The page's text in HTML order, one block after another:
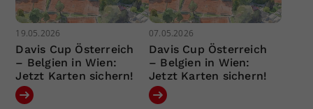
19.05.2026
Davis Cup Österreich
– Belgien in Wien:
Jetzt Karten sichern!
07.05.2026
Davis Cup Österreich
– Belgien in Wien:
Jetzt Karten sichern!